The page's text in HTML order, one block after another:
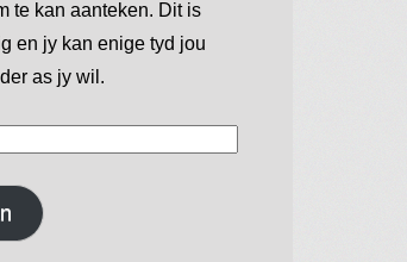
te kan aanteken. Dit is
en jy kan enige tyd jou
as jy wil.